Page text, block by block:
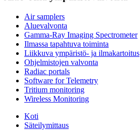
Air samplers
Aluevalvonta
Gamma-Ray Imaging Spectrometer
Ilmassa tapahtuva toiminta
Liikkuva ympäristö- ja ilmakartoitus
Ohjelmistojen valvonta
Radiac portals
Software for Telemetry
Tritium monitoring
Wireless Monitoring
Koti
Säteilymittaus